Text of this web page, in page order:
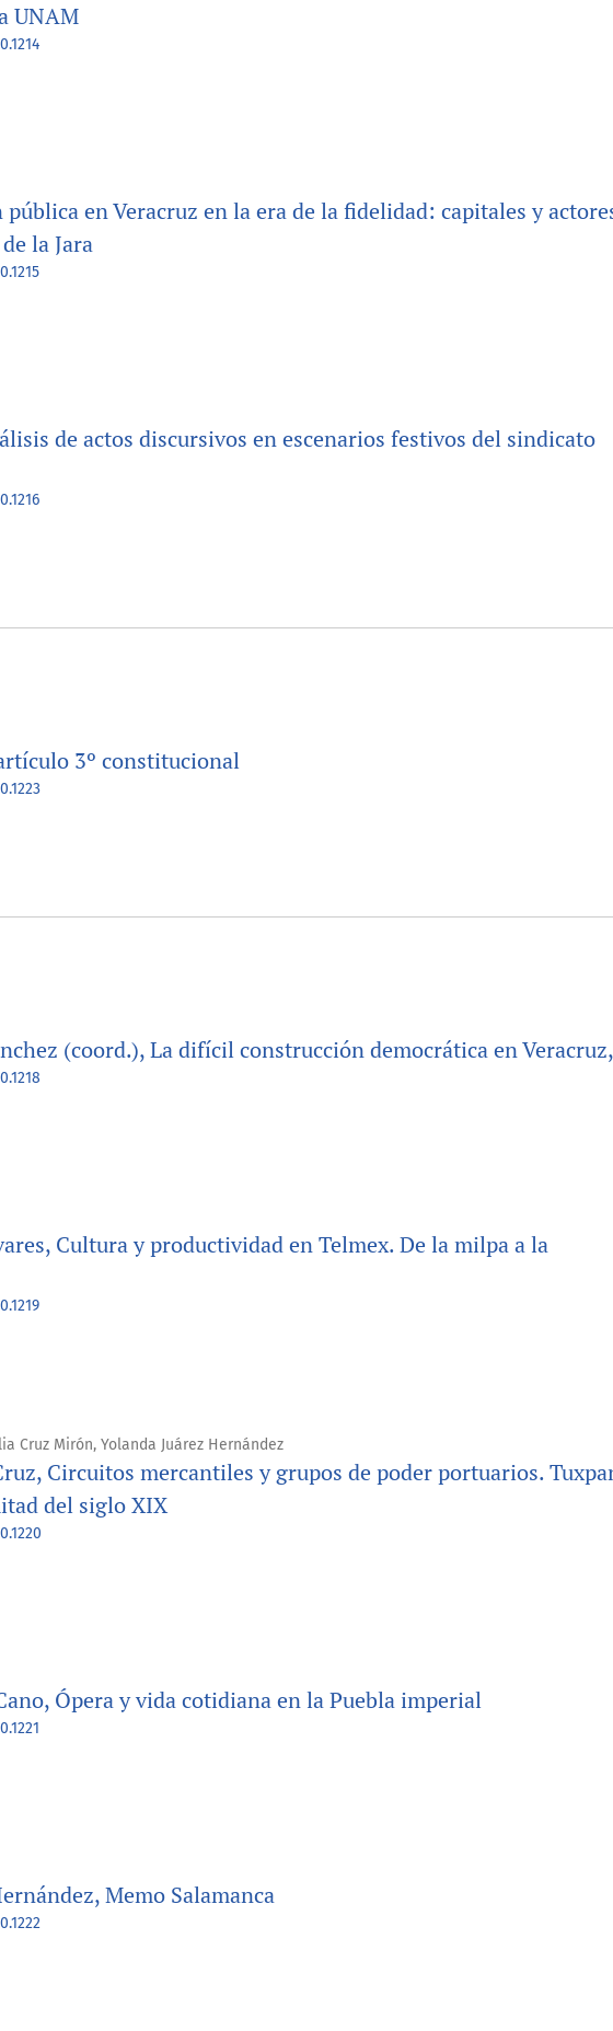
UNAM
pública en Veracruz en la era de la fidelidad: capitales y
la Jara
de actos discursivos en escenarios festivos del sindicato
3º constitucional
(coord.), La difícil construcción democrática en Veracruz,
Cultura y productividad en Telmex. De la milpa a la
Cruz Mirón, Yolanda Juárez Hernández
Circuitos mercantiles y grupos de poder portuarios.
del siglo XIX
Ópera y vida cotidiana en la Puebla imperial
Memo Salamanca